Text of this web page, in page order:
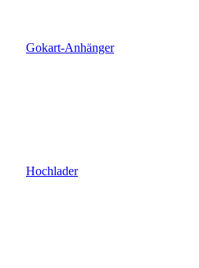
Gokart-Anhänger
Hochlader